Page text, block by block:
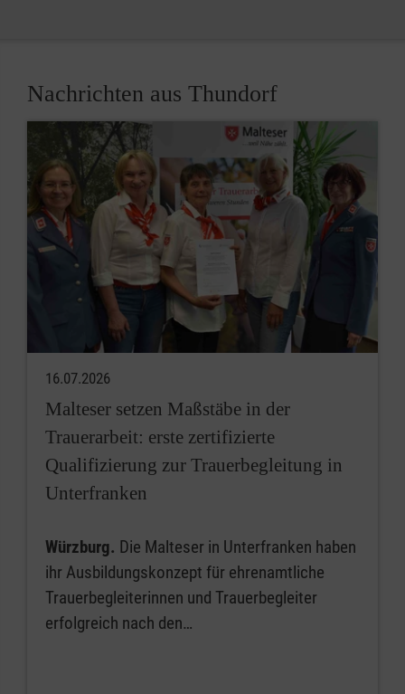
Nachrichten aus Thundorf
16.07.2026
Malteser setzen Maßstäbe in der
Trauerarbeit: erste zertifizierte
Qualifizierung zur Trauerbegleitung in
Unterfranken
Würzburg. Die Malteser in Unterfranken haben
ihr Ausbildungskonzept für ehrenamtliche
Trauerbegleiterinnen und Trauerbegleiter
erfolgreich nach den…